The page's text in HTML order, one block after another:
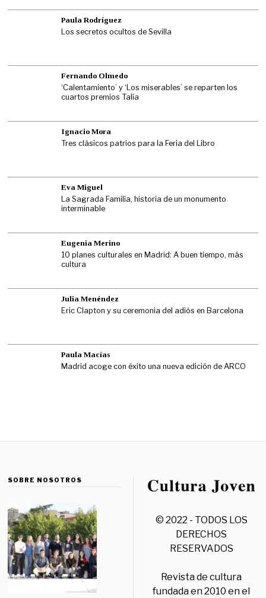
Paula Rodríguez
Los secretos ocultos de Sevilla
Fernando Olmedo
‘Calentamiento’ y ‘Los miserables’ se reparten los
cuartos premios Talía
Ignacio Mora
Tres clásicos patrios para la Feria del Libro
Eva Miguel
La Sagrada Familia, historia de un monumento
interminable
Eugenia Merino
10 planes culturales en Madrid: A buen tiempo, más
cultura
Julia Menéndez
Eric Clapton y su ceremonia del adiós en Barcelona
Paula Macías
Madrid acoge con éxito una nueva edición de ARCO
SOBRE NOSOTROS
© 2022 - TODOS LOS
DERECHOS
RESERVADOS
Revista de cultura
fundada en 2010 en el